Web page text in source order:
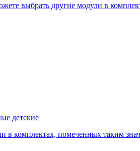
выбрать другие модули в
детские
в комплектах, помеченных таким